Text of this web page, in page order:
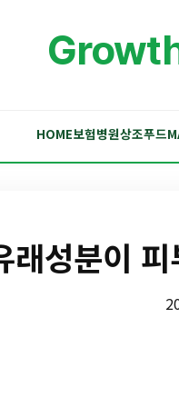
HOME보험병원상조푸드
래성분이